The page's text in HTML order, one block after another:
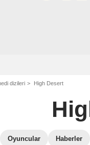
dizileri High Desert
Oyuncular Haberler